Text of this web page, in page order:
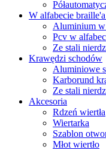
W alfabecie
Aluminium w
Pcv w
Ze stali
Krawędzi schodów
Aluminiowe
Karborund
Ze stali
Akcesoria
Rdzeń wiertła
Wiertarka
Szablon
Młot wiertło